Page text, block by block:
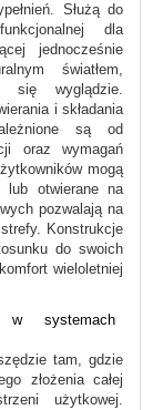
Służą do
dla
jednocześnie
światłem,
się wyglądzie.
i składania
są od
oraz wymagań
mogą
lub otwierane na
pozwalają na
Konstrukcje
do swoich
wieloletniej
w systemach
tam, gdzie
złożenia całej
użytkowej.